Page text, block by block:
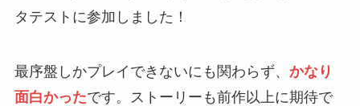
タテストに参加しました！
最序盤しかプレイできないにも関わらず、 かなり
面白かったです。ストーリーも前作以上に期待で